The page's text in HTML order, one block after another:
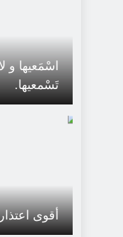
اسْمَعيها و
تَسْمعيها.
أقوى